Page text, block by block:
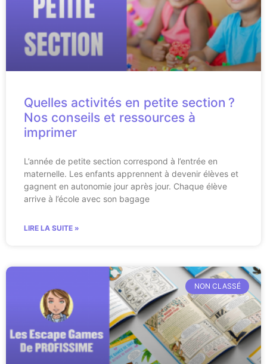
Quelles activités en petite section ?
Nos conseils et ressources à
imprimer
L’année de petite section correspond à l’entrée en
maternelle. Les enfants apprennent à devenir élèves et
gagnent en autonomie jour après jour. Chaque élève
arrive à l’école avec son bagage
LIRE LA SUITE »
NON CLASSÉ